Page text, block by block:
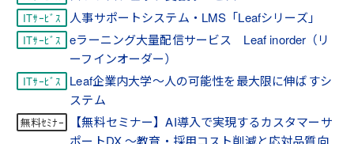
人事サポートシステム・LMS「Leafシリーズ」
eラーニング大量配信サービス Leaf inorder（リ
ーフインオーダー）
Leaf企業内大学～人の可能性を最大限に伸ばすシ
ステム
【無料セミナー】AI導入で実現するカスタマーサ
ポートDX 〜教育・採用コスト削減と応対品質向